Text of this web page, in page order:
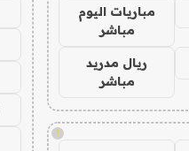
مباريات اليوم
مباشر
ريال مدريد
مباشر
!